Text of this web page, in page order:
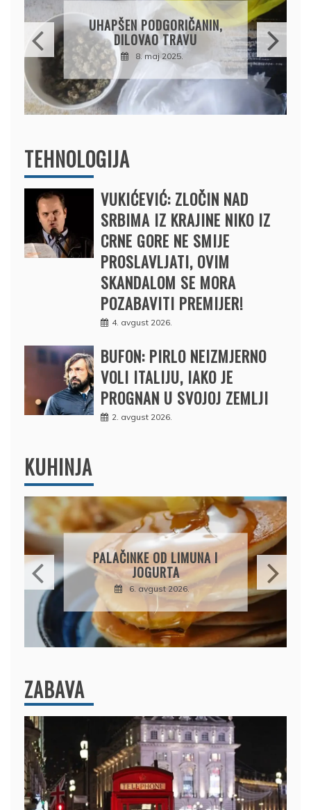
OSUMNJIČEN DA JE
PRODAO TUĐI BMW,
DRŽAVU NAPUSTIO
BRODOM
12. februar 2025.
TEHNOLOGIJA
VUKIĆEVIĆ: ZLOČIN NAD
SRBIMA IZ KRAJINE NIKO IZ
CRNE GORE NE SMIJE
PROSLAVLJATI, OVIM
SKANDALOM SE MORA
POZABAVITI PREMIJER!
4. avgust 2026.
BUFON: PIRLO NEIZMJERNO
VOLI ITALIJU, IAKO JE
PROGNAN U SVOJOJ ZEMLJI
2. avgust 2026.
KUHINJA
BRZI KOLAČ BEZ PEČENJA:
PIŠKOTE, MALINE I
ČOKOLADA U SAVRŠENOJ
KOMBINACIJI
6. avgust 2026.
ZABAVA